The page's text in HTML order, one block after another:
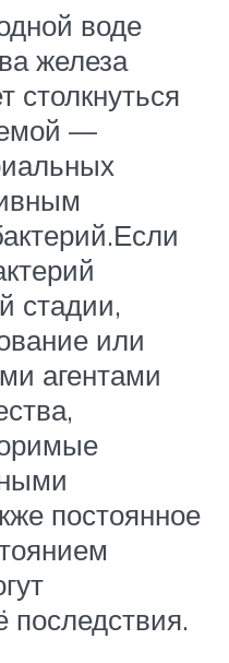
воде
железа
столкнуться
—
стадии,
или
агентами
постоянное
последствия.